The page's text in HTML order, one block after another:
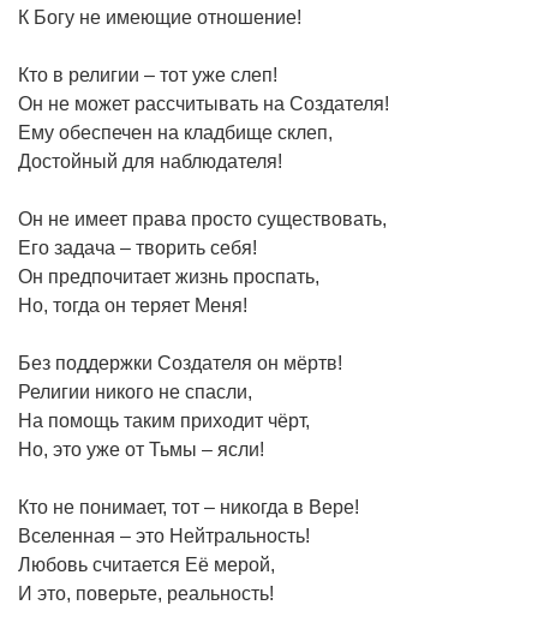
К Богу не имеющие отношение!
Кто в религии – тот уже слеп!
Он не может рассчитывать на Создателя!
Ему обеспечен на кладбище склеп,
Достойный для наблюдателя!
Он не имеет права просто существовать,
Его задача – творить себя!
Он предпочитает жизнь проспать,
Но, тогда он теряет Меня!
Без поддержки Создателя он мёртв!
Религии никого не спасли,
На помощь таким приходит чёрт,
Но, это уже от Тьмы – ясли!
Кто не понимает, тот – никогда в Вере!
Вселенная – это Нейтральность!
Любовь считается Её мерой,
И это, поверьте, реальность!